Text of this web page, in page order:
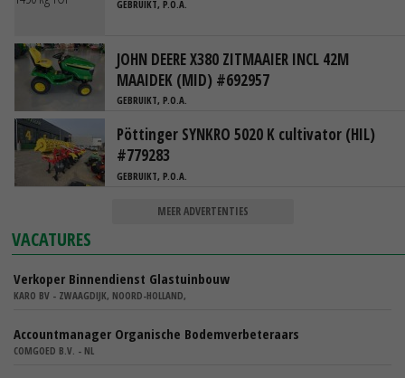
GEBRUIKT, P.O.A.
JOHN DEERE X380 ZITMAAIER INCL 42M
MAAIDEK (MID) #692957
GEBRUIKT, P.O.A.
Pöttinger SYNKRO 5020 K cultivator (HIL)
#779283
GEBRUIKT, P.O.A.
MEER ADVERTENTIES
VACATURES
Verkoper Binnendienst Glastuinbouw
KARO BV - ZWAAGDIJK, NOORD-HOLLAND,
Accountmanager Organische Bodemverbeteraars
COMGOED B.V. - NL